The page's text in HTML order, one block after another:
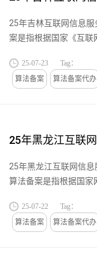
25年吉林互联网信息
案是指根据国家《互联
25-07-23
Tag：
算法备案
算法备案代办
25年黑龙江互联
25年黑龙江互联网信
算法备案是指根据国家
25-07-22
Tag：
算法备案
算法备案代办